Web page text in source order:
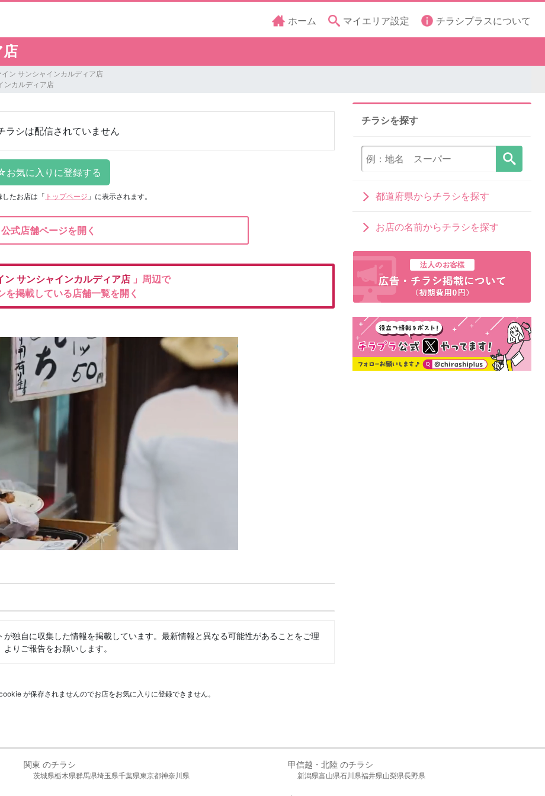
ホーム マイエリア設定 チラシプラスについて
イン サンシャインカルディア店
ンカルディア店
ラシは配信されていません
したお店は 「 トップページ 」に表示されます。
公式店舗ページを開く
ン サンシャインカルディア店 」周辺で
を掲載している店舗一覧を開く
独自に収集した情報を掲載しています。最新情報と異なる可能性があることをご理
よりご報告をお願いします。
が保存されませんのでお店をお気に入りに登録できません。
チラシを探す
都道府県からチラシを探す
お店の名前からチラシを探す
関東 のチラシ
茨城県栃木県群馬県埼玉県千葉県東京都神奈川県
甲信越・北陸 のチラシ
新潟県富山県石川県福井県山梨県長野県